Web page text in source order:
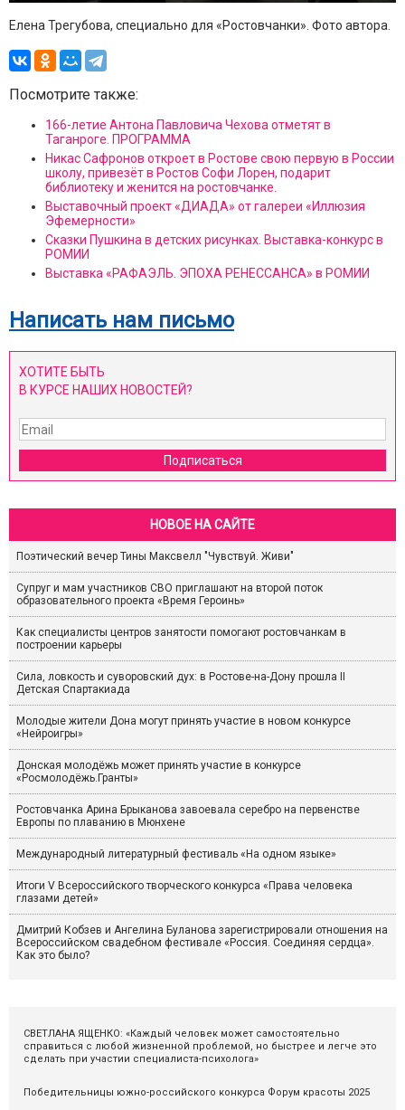
Елена Трегубова, специально для «Ростовчанки». Фото автора.
Посмотрите также:
166-летие Антона Павловича Чехова отметят в
Таганроге. ПРОГРАММА
Никас Сафронов откроет в Ростове свою первую в России
школу, привезёт в Ростов Софи Лорен, подарит
библиотеку и женится на ростовчанке.
Выставочный проект «ДИАДА» от галереи «Иллюзия
Эфемерности»
Сказки Пушкина в детских рисунках. Выставка-конкурс в
РОМИИ
Выставка «РАФАЭЛЬ. ЭПОХА РЕНЕССАНСА» в РОМИИ
Написать нам письмо
ХОТИТЕ БЫТЬ
В КУРСЕ НАШИХ НОВОСТЕЙ?
Подписаться
НОВОЕ НА САЙТЕ
Поэтический вечер Тины Максвелл "Чувствуй. Живи"
Супруг и мам участников СВО приглашают на второй поток
образовательного проекта «Время Героинь»
Как специалисты центров занятости помогают ростовчанкам в
построении карьеры
Сила, ловкость и суворовский дух: в Ростове-на-Дону прошла II
Детская Спартакиада
Молодые жители Дона могут принять участие в новом конкурсе
«Нейроигры»
Донская молодёжь может принять участие в конкурсе
«Росмолодёжь.Гранты»
Ростовчанка Арина Брыканова завоевала серебро на первенстве
Европы по плаванию в Мюнхене
Международный литературный фестиваль «На одном языке»
Итоги V Всероссийского творческого конкурса «Права человека
глазами детей»
Дмитрий Кобзев и Ангелина Буланова зарегистрировали отношения на
Всероссийском свадебном фестивале «Россия. Соединяя сердца».
Как это было?
СВЕТЛАНА ЯЩЕНКО: «Каждый человек может самостоятельно
справиться с любой жизненной проблемой, но быстрее и легче это
сделать при участии специалиста-психолога»
Победительницы южно-российского конкурса Форум красоты 2025